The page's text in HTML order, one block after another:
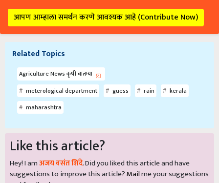
आपण आम्हाला समर्थन करणे आवश्यक आहे (Contribute Now)
Related Topics
Agriculture News कृषी बातम्या
meterological department
guess rain
kerala
maharashtra
Like this article?
Hey! I amअजय वसंत शिंदे. Did you liked this article and have
suggestions to improve this article?Mailme your suggestions